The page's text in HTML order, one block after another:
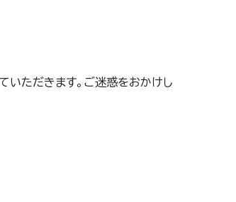
ただきます。ご迷惑をおかけし